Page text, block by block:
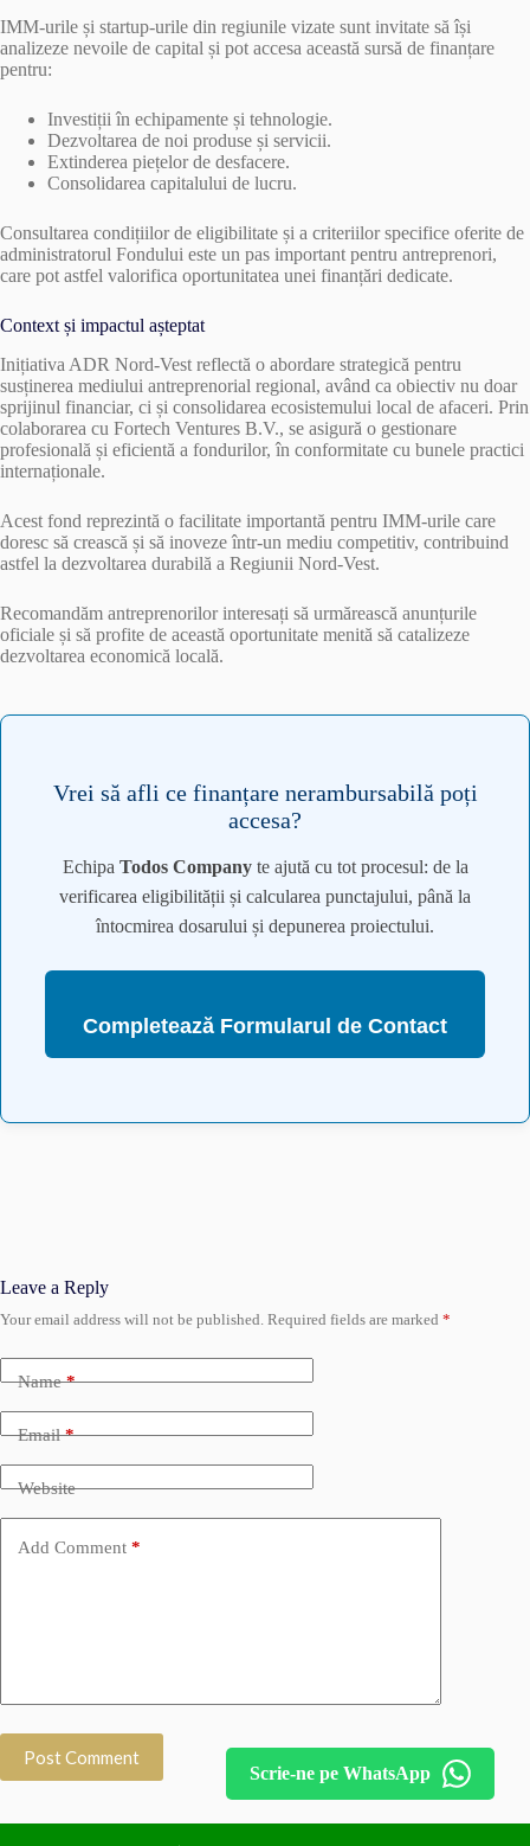
IMM-urile și startup-urile din regiunile vizate sunt invitate să își
analizeze nevoile de capital și pot accesa această sursă de finanțare
pentru:
Investiții în echipamente și tehnologie.
Dezvoltarea de noi produse și servicii.
Extinderea piețelor de desfacere.
Consolidarea capitalului de lucru.
Consultarea condițiilor de eligibilitate și a criteriilor specifice oferite de
administratorul Fondului este un pas important pentru antreprenori,
care pot astfel valorifica oportunitatea unei finanțări dedicate.
Context și impactul așteptat
Inițiativa ADR Nord-Vest reflectă o abordare strategică pentru
susținerea mediului antreprenorial regional, având ca obiectiv nu doar
sprijinul financiar, ci și consolidarea ecosistemului local de afaceri. Prin
colaborarea cu Fortech Ventures B.V., se asigură o gestionare
profesională și eficientă a fondurilor, în conformitate cu bunele practici
internaționale.
Acest fond reprezintă o facilitate importantă pentru IMM-urile care
doresc să crească și să inoveze într-un mediu competitiv, contribuind
astfel la dezvoltarea durabilă a Regiunii Nord-Vest.
Recomandăm antreprenorilor interesați să urmărească anunțurile
oficiale și să profite de această oportunitate menită să catalizeze
dezvoltarea economică locală.
Vrei să afli ce finanțare nerambursabilă poți
accesa?
Echipa Todos Companyte ajută cu tot procesul: de la
verificarea eligibilității și calcularea punctajului, până la
întocmirea dosarului și depunerea proiectului.
Completează Formularul de Contact
Leave a Reply
Your email address will not be published. Required fields are marked *
Name*
Email*
Website
Add Comment *
Post Comment
Scrie-ne pe WhatsApp